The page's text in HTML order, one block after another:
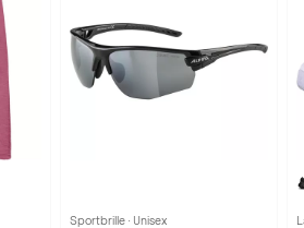
Sportbrille · Unisex